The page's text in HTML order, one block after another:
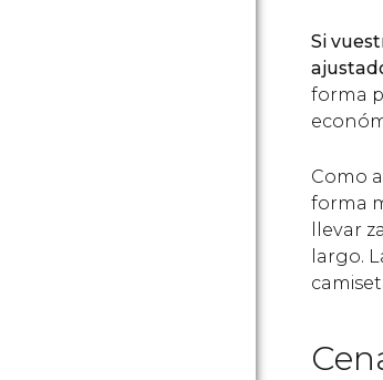
Si
forma
Como
forma
llevar
largo.